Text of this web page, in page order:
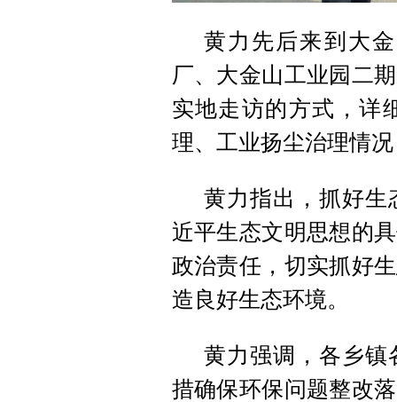
黄力先后来到大
厂、大金山工业园二
实地走访的方式，详
理、工业扬尘治理情
黄力指出，抓好生
近平生态文明思想的
政治责任，切实抓好
造良好生态环境。
黄力强调，各乡镇
措确保环保问题整改